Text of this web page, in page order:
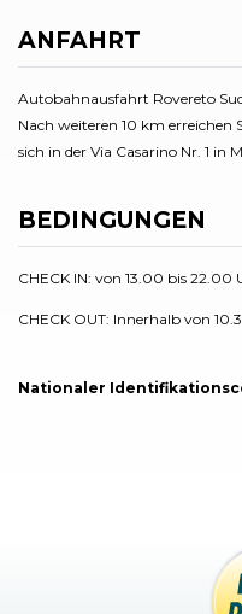
ANFAHRT
Autobahnausfahrt Rovereto
Nach weiteren 10 km erreichen
sich in der Via Casarino Nr. 1 in
BEDINGUNGEN
CHECK IN: von 13.00 bis 22.00
CHECK OUT: Innerhalb von
Nationaler